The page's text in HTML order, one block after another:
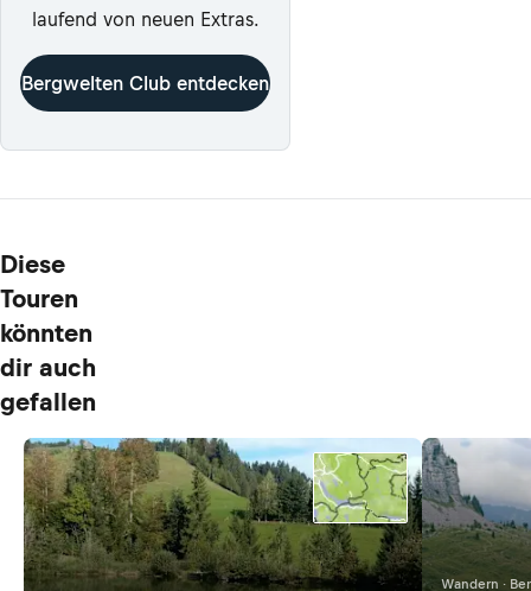
laufend von neuen Extras.
Bergwelten Club entdecken
Diese
Touren
könnten
dir auch
gefallen
Wandern ·